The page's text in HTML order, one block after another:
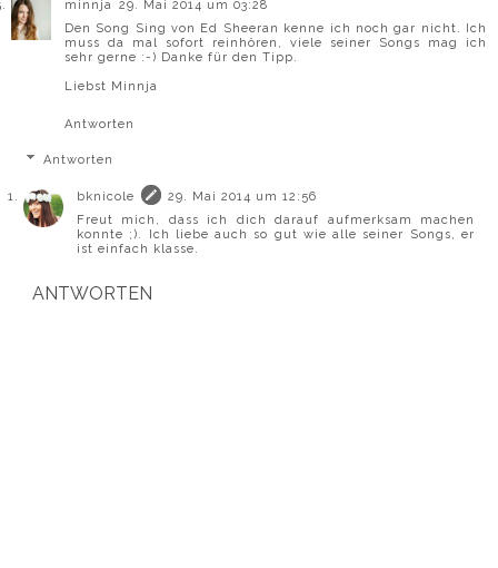
minnja 29. Mai 2014 um 03:28
Den Song Sing von Ed Sheeran kenne ich noch gar nicht. Ich
muss da mal sofort reinhören, viele seiner Songs mag ich
sehr gerne :-) Danke für den Tipp.
Liebst Minnja
Antworten
Antworten
bknicole
29. Mai 2014 um 12:56
Freut mich, dass ich dich darauf aufmerksam machen
konnte ;). Ich liebe auch so gut wie alle seiner Songs, er
ist einfach klasse.
ANTWORTEN